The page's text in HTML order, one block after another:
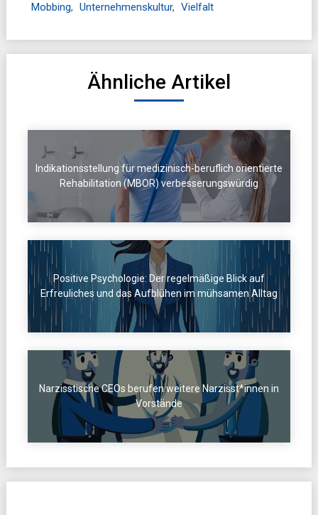
Mobbing, Unternehmenskultur, Vielfalt
Ähnliche Artikel
Indikationsstellung für medizinisch-beruflich orientierte
Rehabilitation (MBOR) verbesserungswürdig
Positive Psychologie: Der regelmäßige Blick auf
Erfreuliches und das Aufblühen im mühsamen Alltag
Narzisstische CEOs berufen weitere Narzisst*innen in
Vorstände